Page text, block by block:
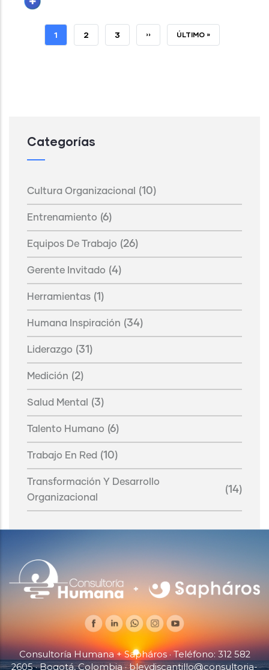
PÁGINA
1 PÁGINA
2 PÁGINA
3 SIGUIENTE
›› ÚLTIMA
ÚLTIMO »
Categorías
Cultura Organizacional (10)
Entrenamiento (6)
Equipos De Trabajo (26)
Gerente Invitado (4)
Herramientas (1)
Humana Inspiración (34)
Liderazgo (31)
Medición (2)
Salud Mental (3)
Talento Humano (6)
Trabajo En Red (10)
Transformación Y Desarrollo
Organizacional
(14)
Consultoría Humana + Sapháros · Teléfono:312 582
2605· Bogotá, Colombia ·bleydiscantillo@consultoria-